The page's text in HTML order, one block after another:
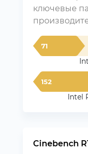
ключевые
71
152
Intel
Cinebench